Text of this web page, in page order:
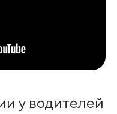
у водителей